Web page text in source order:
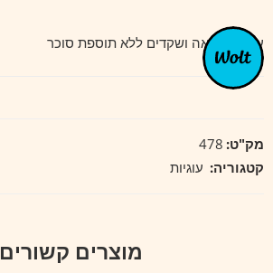
עוגיות חמאה ושקדים ללא תוספת סוכר
מק"ט: 478
קטגוריה: עוגיות
מוצרים קשורים